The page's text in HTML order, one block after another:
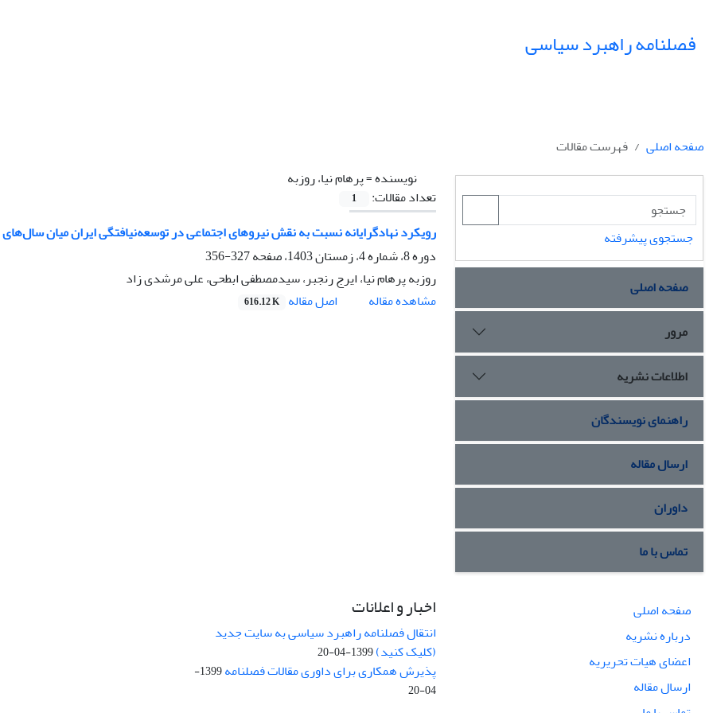
فصلنامه راهبرد سیاسی
صفحه اصلی
فهرست مقالات
نویسنده =پرهام نیا، روزبه
تعداد مقالات:
1
رویکرد نهادگرایانه نسبت به نقش نیروهای اجتماعی در توسعه‌نیافتگی ایران میان سال‌های 1320 تا 1357
دوره 8، شماره 4، زمستان 1403، صفحه
327-356
روزبه پرهام نیا، ایرج رنجبر، سیدمصطفی ابطحی، علی مرشدی زاد
مشاهده مقاله
اصل مقاله 616.12 K
جستجوی پیشرفته
صفحه اصلی
مرور
اطلاعات نشریه
راهنمای نویسندگان
ارسال مقاله
داوران
تماس با ما
صفحه اصلی
درباره نشریه
اعضای هیات تحریریه
ارسال مقاله
اخبار و اعلانات
انتقال فصلنامه راهبرد سیاسی به سایت جدید
(کلیک کنید)1399-04-20
پذیرش همکاری برای داوری مقالات فصلنامه
1399-
04-20